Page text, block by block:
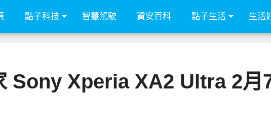
點子科技 智慧駕駛 資安百科 點子生活 生活
Sony Xperia XA2 Ultra 2月